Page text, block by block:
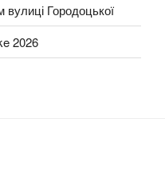
Городоцької
2026